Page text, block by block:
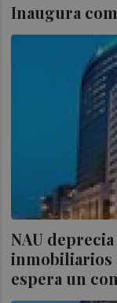
Inaugura
NAU
inmobiliarios
espera un